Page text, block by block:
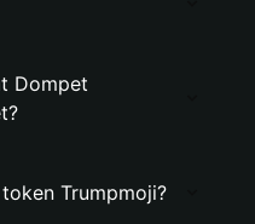
Dompet
Trumpmoji?